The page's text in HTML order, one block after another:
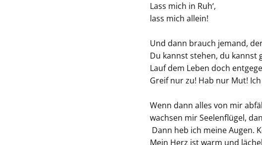
Lass mich in Ruh‘,
lass mich allein!
Und dann brauch jemand,
Du kannst stehen, du kannst
Lauf dem Leben doch
Greif nur zu! Hab nur Mut!
Wenn dann alles von mir
wachsen mir Seelenflügel,
Dann heb ich meine Augen.
Mein Herz ist warm und